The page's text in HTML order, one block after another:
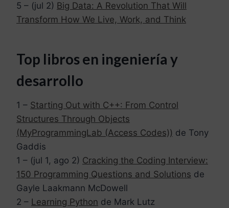
5 – (jul 2) Big Data: A Revolution That Will
Transform How We Live, Work, and Think
Top libros en ingeniería y
desarrollo
1 – Starting Out with C++: From Control
Structures Through Objects
(MyProgrammingLab (Access Codes)) de Tony
Gaddis
1 – (jul 1, ago 2) Cracking the Coding Interview:
150 Programming Questions and Solutions de
Gayle Laakmann McDowell
2 – Learning Python de Mark Lutz